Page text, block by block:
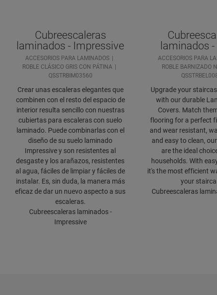
Cubreescaleras
laminados - Impressive
ACCESORIOS PARA LAMINADOS
ROBLE CLÁSICO GRIS CON PÁTINA
QSSTRBIM03560
Crear unas escaleras elegantes que
combinen con el resto del espacio de
interior resulta sencillo con nuestras
cubiertas para escaleras con suelo
laminado. Puede combinarlas con el
diseño de su suelo laminado
Impressive y son resistentes al
desgaste y los arañazos, resistentes
al agua, fáciles de limpiar y fáciles de
instalar. Es, sin duda, la manera más
eficaz de dar un nuevo aspecto a sus
escaleras.
Cubreescaleras laminados -
Impressive
laminados
ACCESORIOS PARA
ROBLE BARNIZADO
Upgrade your
with our durable
Covers. Match
flooring for a perfect
and wear resistant,
and easy to clean,
are the ideal
households. With
it's the most efficient
your
Cubreescaleras